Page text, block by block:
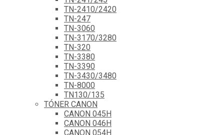
TN-2410/2420
TN-247
TN-3060
TN-3170/3280
TN-320
TN-3380
TN-3390
TN-3430/3480
TN-8000
TN130/135
TÓNER CANON
CANON 045H
CANON 046H
CANON 054H